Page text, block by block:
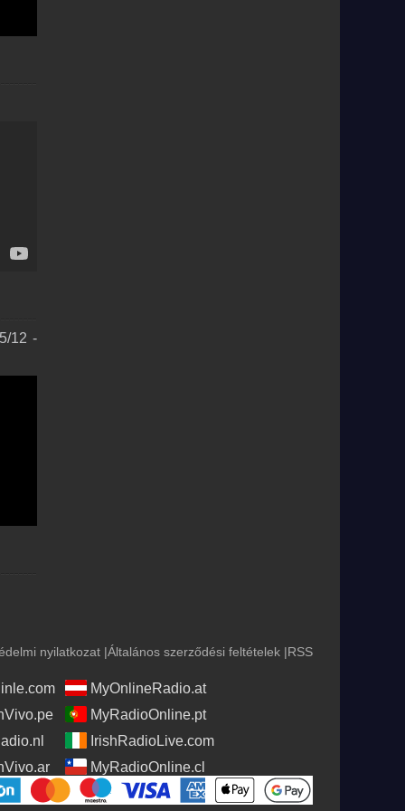
12 -
nyilatkozat |Általános szerződési feltételek |RSS
MyOnlineRadio.at
MyRadioOnline.pt
IrishRadioLive.com
MyRadioOnline.cl